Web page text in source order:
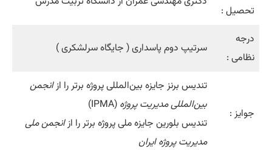
تحصیل :
درجه
نظامی :
سرتیپ دوم پاسداری ( جایگاه سرلشکری )
جوایز :
تندیس برنز جایزه بین‌المللی پروژه برتر را ازانجمن
بین‌المللی مدیریت پروژه (IPMA)
تندیس بلورین جایزه ملی پروژه برتر را ازانجمن ملی
مدیریت پروژه ایران